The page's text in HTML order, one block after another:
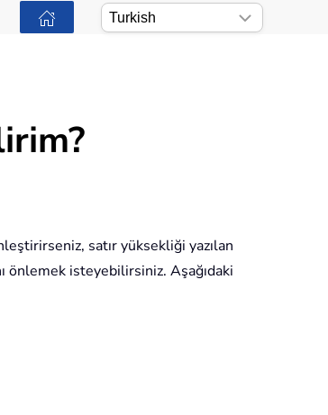
satır yüksekliği yazılan
önlemek isteyebilirsiniz. Aşağıdaki